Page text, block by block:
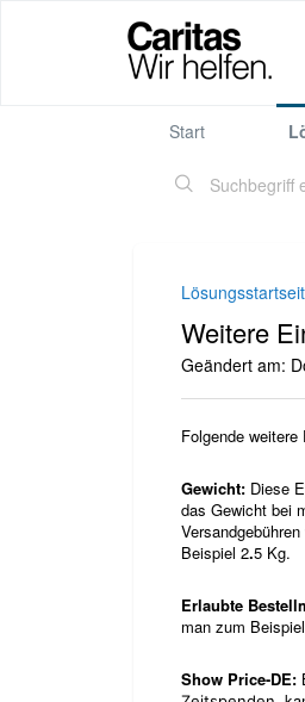
Start
Weitere
Geändert am:
Folgende
Gewicht: Diese
das Gewicht bei
Beispiel 2.5 Kg.
Erlaubte
man zum
Show Price-DE: